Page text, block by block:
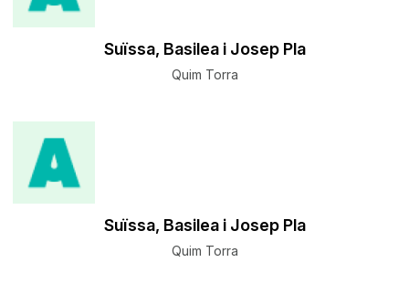
Suïssa, Basilea i Josep Pla
Quim Torra
Suïssa, Basilea i Josep Pla
Quim Torra